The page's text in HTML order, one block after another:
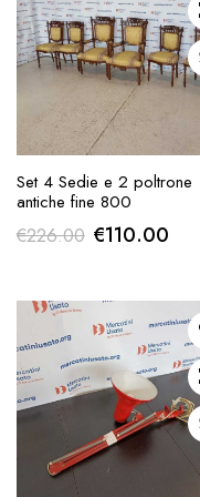
RICHIESTA
Set 4 Sedie e 2 poltrone
antiche fine 800
€226.00 Il
originale
era:
€226.00.
€110.00Il
è: